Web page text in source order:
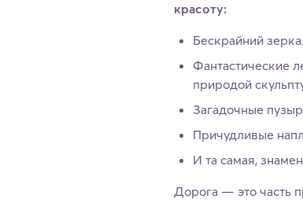
красоту:
Бескрайний
Фантастические
природой
Загадочные
Причудливые
И та самая,
Дорога — это часть